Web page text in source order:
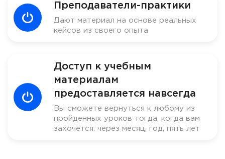
Преподаватели-практики
Дают материал на основе реальных
кейсов из своего опыта
Доступ к учебным
материалам
предоставляется навсегда
Вы сможете вернуться к любому из
пройденных уроков тогда, когда вам
захочется: через месяц, год, пять лет